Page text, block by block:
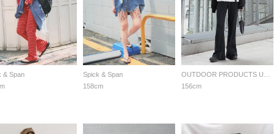
& Span
Spick & Span
158cm
156cm